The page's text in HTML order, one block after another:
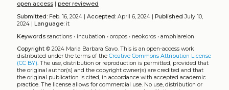
open access| peer reviewed
Submitted:Feb. 16, 2024 | Accepted:April 6, 2024 | Published July 10,
2024 | Language:it
Keywords sanctions• incubation • oropos• neokoros• amphiareion
Copyright© 2024 Maria Barbara Savo. This is an open-access work
distributed under the terms of the Creative Commons Attribution License
(CC BY). The use, distribution or reproduction is permitted, provided that
the original author(s) and the copyright owner(s) are credited and that
the original publication is cited, in accordance with accepted academic
practice. The license allows for commercial use. No use, distribution or